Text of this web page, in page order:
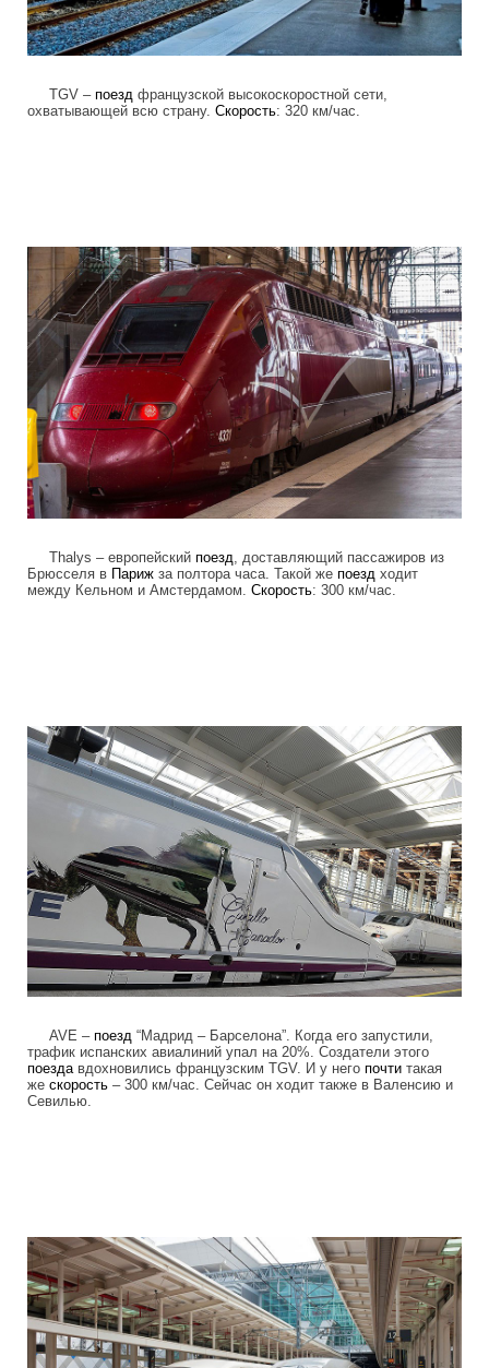
TGV – поезд французской высокоскоростной сети,
охватывающей всю страну. Скорость: 320 км/час.
Thalys – европейский поезд , доставляющий пассажиров из
Брюсселя в Париж за полтора часа. Такой же поезд ходит
между Кельном и Амстердамом. Скорость: 300 км/час.
AVE – поезд “Мадрид – Барселона”. Когда его запустили,
трафик испанских авиалиний упал на 20%. Создатели этого
поездавдохновились французским TGV. И у него почти такая
же скорость – 300 км/час. Сейчас он ходит также в Валенсию и
Севилью.